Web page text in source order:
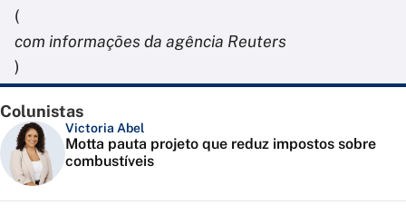
(
com informações da agência Reuters
)
Colunistas
Victoria Abel
Motta pauta projeto que reduz impostos sobre
combustíveis